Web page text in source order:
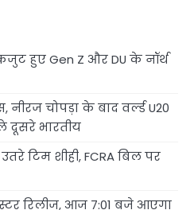
हुए Gen Z और DU के नॉर्थ
चोपड़ा के बाद वर्ल्ड U20
भारतीय
टिम शीही, FCRA बिल पर
रिलीज, आज 7:01 बजे आएगा